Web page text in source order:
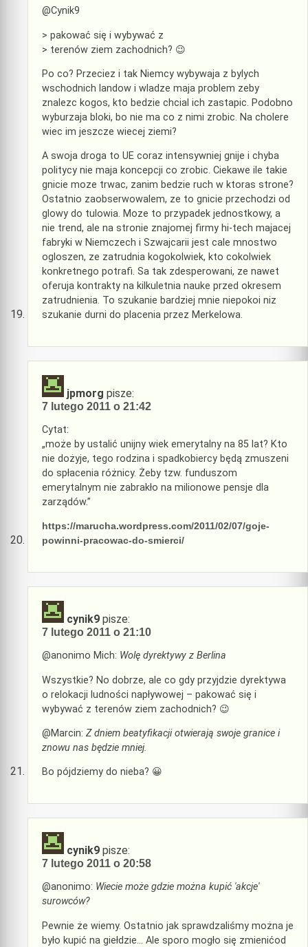
@Cynik9
> pakować się i wybywać z
> terenów ziem zachodnich? 😉
Po co? Przeciez i tak Niemcy wybywaja z bylych
wschodnich landow i wladze maja problem zeby
znalezc kogos, kto bedzie chcial ich zastapic. Podobno
wyburzaja bloki, bo nie ma co z nimi zrobic. Na cholere
wiec im jeszcze wiecej ziemi?
A swoja droga to UE coraz intensywniej gnije i chyba
politycy nie maja koncepcji co zrobic. Ciekawe ile takie
gnicie moze trwac, zanim bedzie ruch w ktoras strone?
Ostatnio zaobserwowalem, ze to gnicie przechodzi od
glowy do tulowia. Moze to przypadek jednostkowy, a
nie trend, ale na stronie znajomej firmy hi-tech majacej
fabryki w Niemczech i Szwajcarii jest cale mnostwo
ogloszen, ze zatrudnia kogokolwiek, kto cokolwiek
konkretnego potrafi. Sa tak zdesperowani, ze nawet
oferuja kontrakty na kilkuletnia nauke przed okresem
zatrudnienia. To szukanie bardziej mnie niepokoi niz
szukanie durni do placenia przez Merkelowa.
jpmorg pisze:
7 lutego 2011 o 21:42
Cytat:
„może by ustalić unijny wiek emerytalny na 85 lat? Kto
nie dożyje, tego rodzina i spadkobiercy będą zmuszeni
do spłacenia różnicy. Żeby tzw. funduszom
emerytalnym nie zabrakło na milionowe pensje dla
zarządów.”
https://marucha.wordpress.com/2011/02/07/goje-
powinni-pracowac-do-smierci/
cynik9 pisze:
7 lutego 2011 o 21:10
@anonimo Mich: Wolę dyrektywy z Berlina
Wszystkie? No dobrze, ale co gdy przyjdzie dyrektywa
o relokacji ludności napływowej – pakować się i
wybywać z terenów ziem zachodnich? 😉
@Marcin: Z dniem beatyfikacji otwierają swoje granice i
znowu nas będzie mniej.
Bo pójdziemy do nieba? 😀
cynik9 pisze:
7 lutego 2011 o 20:58
@anonimo: Wiecie może gdzie można kupić 'akcje'
surowców?
Pewnie że wiemy. Ostatnio jak sprawdzaliśmy można je
było kupić na giełdzie… Ale sporo mogło się zmienićod